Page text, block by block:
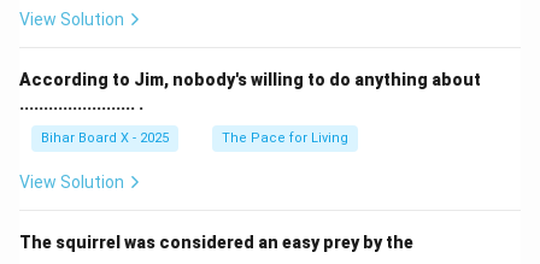
View Solution
According to Jim, nobody's willing to do anything about
........................ .
Bihar Board X - 2025 The Pace for Living
View Solution
The squirrel was considered an easy prey by the